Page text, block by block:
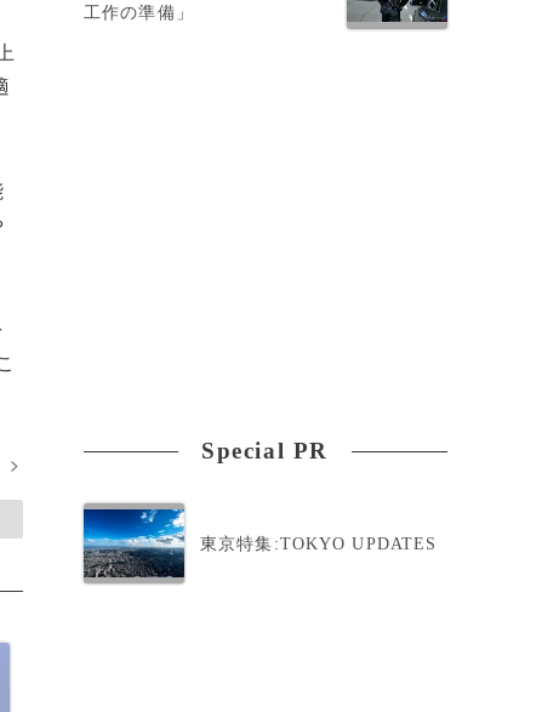
>
工作の準備」
Special PR
東京特集:TOKYO UPDATES